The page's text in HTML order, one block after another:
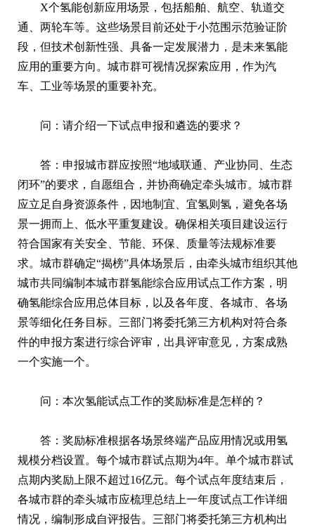
X个氢能创新应用场景，包括船舶、航空、轨道交
通、两轮车等。这些场景目前还处于小范围示范验证阶
段，但技术创新性强、具备一定发展潜力，是未来氢能
应用的重要方向。城市群可视情况探索应用，作为汽
车、工业等场景的重要补充。
问：请介绍一下试点申报和遴选的要求？
答：申报城市群应按照“地域联通、产业协同、生态
闭环”的要求，自愿组合，并协商确定牵头城市。城市群
应立足自身资源条件，因地制宜、宜氢则氢，避免各场
景一拥而上、低水平重复建设。确保相关项目建设运行
符合国家有关安全、节能、环保、质量等法规标准要
求。城市群确定“揭榜”具体场景后，由牵头城市组织其他
城市共同编制本城市群氢能综合应用试点工作方案，明
确氢能综合应用总体目标，以及各年度、各城市、各场
景等细化任务目标。三部门将委托第三方机构对符合条
件的申报方案进行综合评审，出具评审意见，方案成熟
一个实施一个。
问：本次氢能试点工作的奖励标准是怎样的？
答：奖励标准根据各场景终端产品应用情况或用氢
规模分档设置。每个城市群试点期为4年。单个城市群试
点期内奖励上限不超过16亿元。每个试点年度结束后，
各城市群的牵头城市应梳理总结上一年度试点工作详细
情况，编制形成自评报告。三部门将委托第三方机构出